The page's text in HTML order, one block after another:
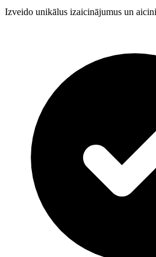
Izveido unikālus izaicinājumus un